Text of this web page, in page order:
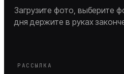
Загрузите фото, выберите
дня держите в руках
РАССЫЛКА